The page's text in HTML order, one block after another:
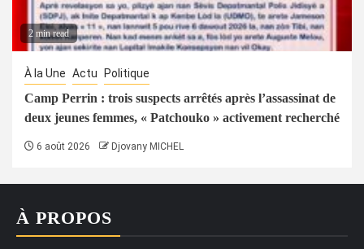
2 min read
À la Une Actu Politique
Camp Perrin : trois suspects arrêtés après l’assassinat de
deux jeunes femmes, « Patchouko » activement recherché
6 août 2026 Djovany MICHEL
À PROPOS